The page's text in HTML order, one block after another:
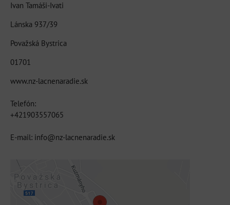
Ivan Tamáši-Ivati
Lánska 937/39
Považská Bystrica
01701
www.nz-lacnenaradie.sk
Telefón:
+421903557065
E-mail: info@nz-lacnenaradie.sk
Externý obsah je blokovaný Voľbami
súkromia